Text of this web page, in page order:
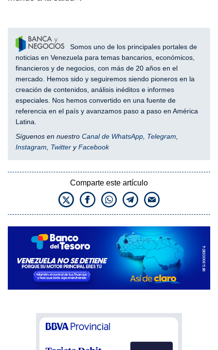
Somos uno de los principales portales de
noticias en Venezuela para temas bancarios, económicos,
financieros y de negocios, con más de 20 años en el
mercado. Hemos sido y seguiremos siendo pioneros en la
creación de contenidos, análisis inéditos e informes
especiales. Nos hemos convertido en una fuente de
referencia en el país y avanzamos paso a paso en América
Latina.
Síguenos en nuestro Canal de WhatsApp Telegram
Instagram
Twitter yFacebook
Comparte este artículo